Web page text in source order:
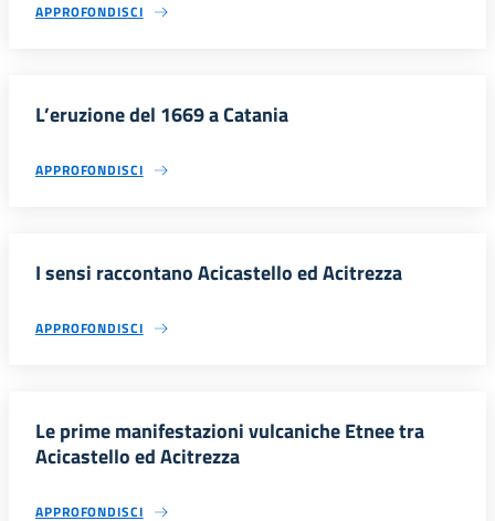
APPROFONDISCI
L’eruzione del 1669 a Catania
APPROFONDISCI
I sensi raccontano Acicastello ed Acitrezza
APPROFONDISCI
Le prime manifestazioni vulcaniche Etnee tra
Acicastello ed Acitrezza
APPROFONDISCI